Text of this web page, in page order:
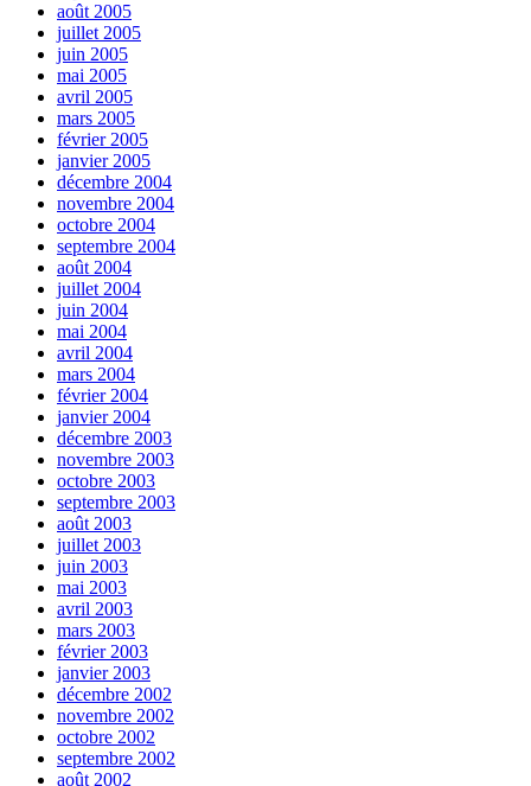
août 2005
juillet 2005
juin 2005
mai 2005
avril 2005
mars 2005
février 2005
janvier 2005
décembre 2004
novembre 2004
octobre 2004
septembre 2004
août 2004
juillet 2004
juin 2004
mai 2004
avril 2004
mars 2004
février 2004
janvier 2004
décembre 2003
novembre 2003
octobre 2003
septembre 2003
août 2003
juillet 2003
juin 2003
mai 2003
avril 2003
mars 2003
février 2003
janvier 2003
décembre 2002
novembre 2002
octobre 2002
septembre 2002
août 2002